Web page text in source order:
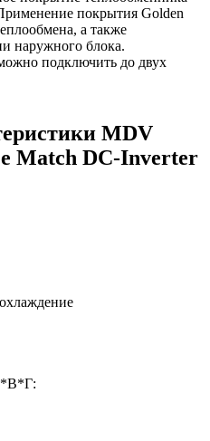
покрытия Golden
а также
наружного блока.
подключить до двух
MDV
Match DC-Inverter